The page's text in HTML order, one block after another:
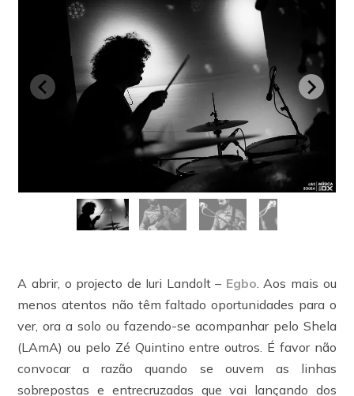
A abrir, o projecto de Iuri Landolt – Egbo . Aos mais ou
menos atentos não têm faltado oportunidades para o
ver, ora a solo ou fazendo-se acompanhar pelo Shela
(LAmA) ou pelo Zé Quintino entre outros. É favor não
convocar a razão quando se ouvem as linhas
sobrepostas e entrecruzadas que vai lançando dos